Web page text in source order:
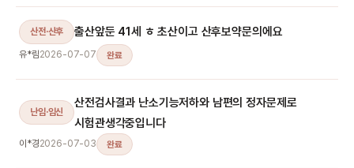
산전·산후 출산앞둔 41세 ㅎ 초산이고 산후보약문의에요
유*림2026-07-07 완료
난임·임신
산전검사결과 난소기능저하와 남편의 정자문제로
시험관생각중입니다
이*경2026-07-03 완료